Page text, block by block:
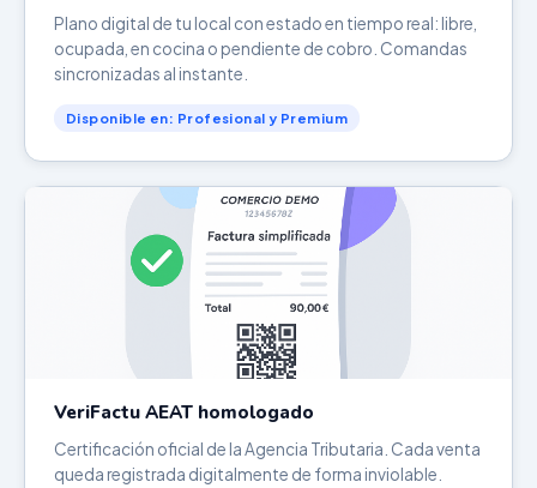
Plano digital de tu local con estado en tiempo real: libre,
ocupada, en cocina o pendiente de cobro. Comandas
sincronizadas al instante.
Disponible en: Profesional y Premium
VeriFactu AEAT homologado
Certificación oficial de la Agencia Tributaria. Cada venta
queda registrada digitalmente de forma inviolable.